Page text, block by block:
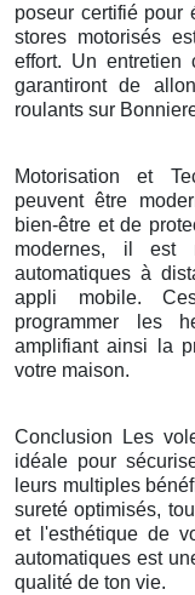
poseur certifié pour
stores motorisés
effort. Un entretien
garantiront de
roulants sur
Motorisation et
peuvent être
bien-être et de
modernes, il est
automatiques à
appli mobile.
programmer les
amplifiant ainsi la
votre maison.
Conclusion Les
idéale pour
leurs multiples
sureté optimisés,
et l'esthétique de
automatiques est
qualité de ton vie.